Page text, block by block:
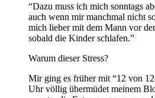
“Dazu muss ich mich sonntags
auch wenn mir manchmal nicht
mich lieber mit dem Mann vor
sobald die Kinder schlafen.”
Warum dieser Stress?
Mir ging es früher mit “12 von
Uhr völlig übermüdet meinem